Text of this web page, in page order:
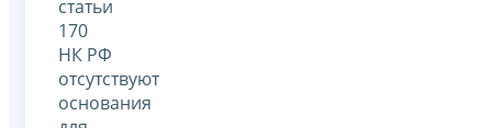
статьи
170
НК РФ
отсутствуют
основания